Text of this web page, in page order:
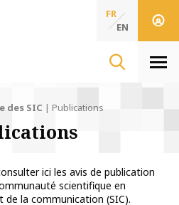
Sciences de l'Information & de
des Sciences
FR
EN
des SIC | Publications
ici les avis de publication
scientifique en
de la communication (SIC).